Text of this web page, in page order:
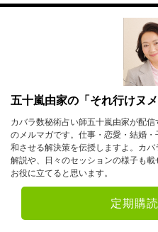
五十嵐由家の「それ行けヌメ
カバラ数秘術占い師五十嵐由家が配
のメルマガです。仕事・恋愛・結婚
和させる解決策を伝授しますよ。カ
解説や、日々のセッションの様子も載
お役に立てると思います。
定期購